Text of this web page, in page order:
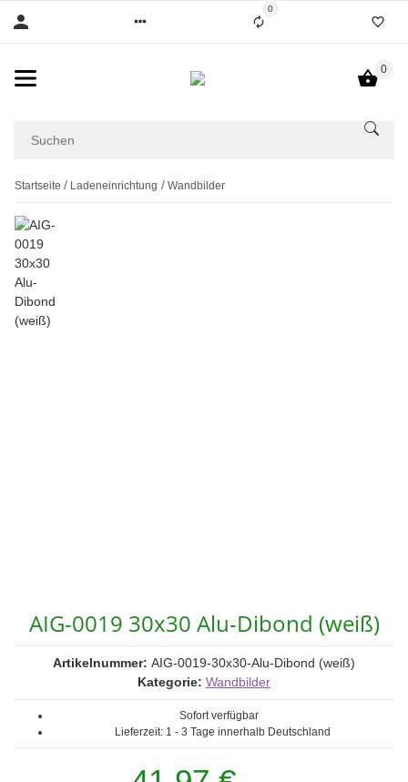
0
0
Startseite Ladeneinrichtung Wandbilder
AIG-0019 30x30 Alu-Dibond (weiß)
Artikelnummer: AIG-0019-30x30-Alu-Dibond (weiß)
Kategorie: Wandbilder
Sofort verfügbar
Lieferzeit: 1 - 3 Tage innerhalb Deutschland